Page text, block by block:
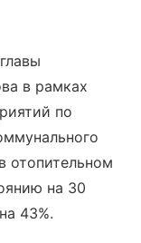
в рамках
по
отопительном
на 30
43%.